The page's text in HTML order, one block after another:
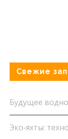
Свежие
Будущее
Эко‑яхты: